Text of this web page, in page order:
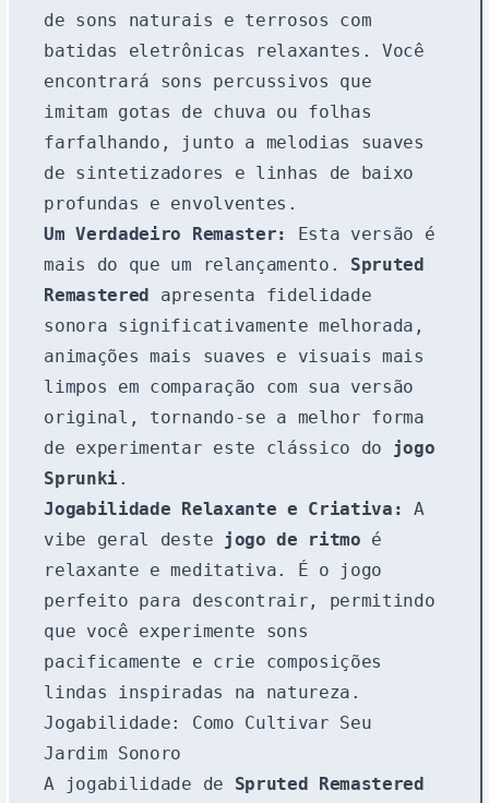
de sons naturais e terrosos com
batidas eletrônicas relaxantes. Você
encontrará sons percussivos que
imitam gotas de chuva ou folhas
farfalhando, junto a melodias suaves
de sintetizadores e linhas de baixo
profundas e envolventes.
Um Verdadeiro Remaster:
Esta versão é
mais do que um relançamento. Spruted
Remastered
apresenta fidelidade
sonora significativamente melhorada,
animações mais suaves e visuais mais
limpos em comparação com sua versão
original, tornando-se a melhor forma
de experimentar este clássico do
jogo
Sprunki .
Jogabilidade Relaxante e Criativa:
A
vibe geral deste
jogo de ritmo é
relaxante e meditativa. É o jogo
perfeito para descontrair, permitindo
que você experimente sons
pacificamente e crie composições
lindas inspiradas na natureza.
Jogabilidade: Como Cultivar Seu
Jardim Sonoro
A jogabilidade de Spruted Remastered